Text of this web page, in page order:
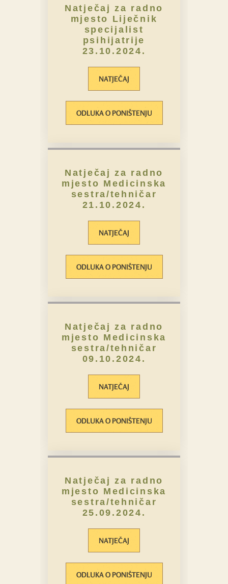
Natječaj za radno
mjesto Liječnik
specijalist
psihijatrije
23.10.2024.
NATJEČAJ
ODLUKA O PONIŠTENJU
Natječaj za radno
mjesto Medicinska
sestra/tehničar
21.10.2024.
NATJEČAJ
ODLUKA O PONIŠTENJU
Natječaj za radno
mjesto Medicinska
sestra/tehničar
09.10.2024.
NATJEČAJ
ODLUKA O PONIŠTENJU
Natječaj za radno
mjesto Medicinska
sestra/tehničar
25.09.2024.
NATJEČAJ
ODLUKA O PONIŠTENJU